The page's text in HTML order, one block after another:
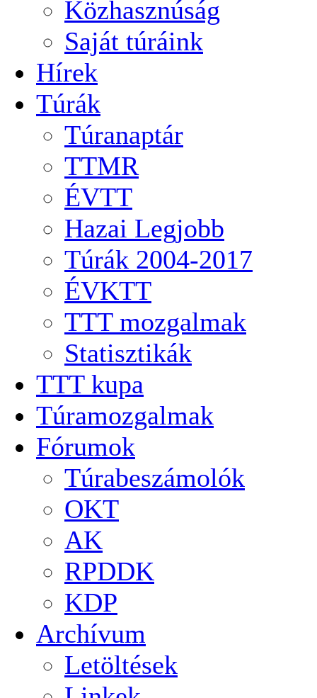
Közhasznúság
Saját túráink
Hírek
Túrák
Túranaptár
TTMR
ÉVTT
Hazai Legjobb
Túrák 2004-2017
ÉVKTT
TTT mozgalmak
Statisztikák
TTT kupa
Túramozgalmak
Fórumok
Túrabeszámolók
OKT
AK
RPDDK
KDP
Archívum
Letöltések